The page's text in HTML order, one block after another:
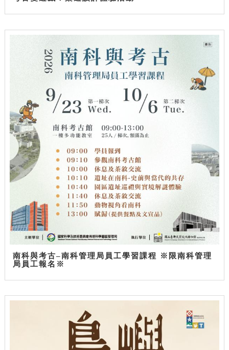
南科與考古–南科管理局員工學習課程 ※限南科管理
局員工報名※